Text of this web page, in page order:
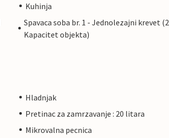
Kuhinja
Spavaca soba br. 1 - Jednolezajni krevet (2
Kapacitet objekta)
Hladnjak
Pretinac za zamrzavanje : 20 litara
Mikrovalna pecnica